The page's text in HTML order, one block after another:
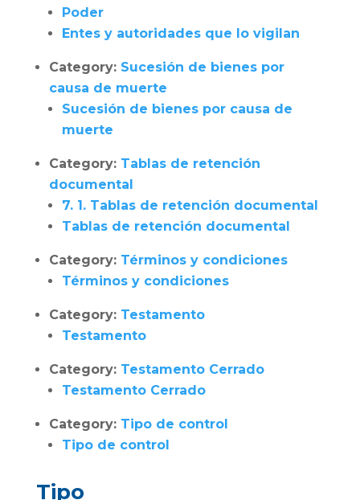
Poder
Entes y autoridades que lo vigilan
Category: Sucesión de bienes por
causa de muerte
Sucesión de bienes por causa de
muerte
Category: Tablas de retención
documental
7. 1. Tablas de retención documental
Tablas de retención documental
Category: Términos y condiciones
Términos y condiciones
Category: Testamento
Testamento
Category: Testamento Cerrado
Testamento Cerrado
Category: Tipo de control
Tipo de control
Tipo